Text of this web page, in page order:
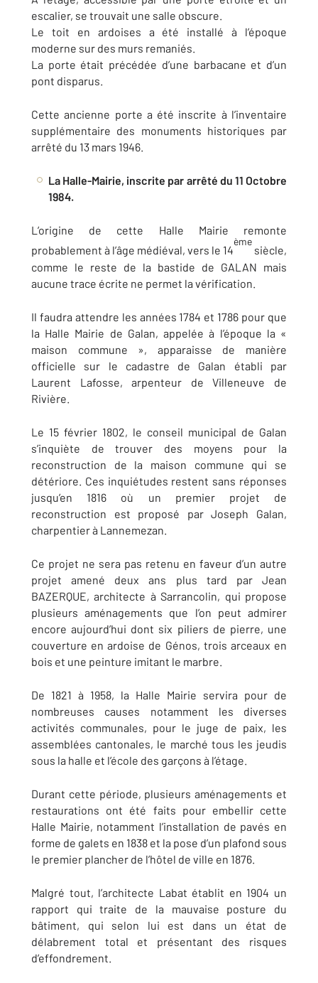
escalier, se trouvait une salle obscure.
Le toit en ardoises a été installé à l’époque
moderne sur des murs remaniés.
La porte était précédée d’une barbacane et d’un
pont disparus.
Cette ancienne porte a été inscrite à l’inventaire
supplémentaire des monuments historiques par
arrêté du 13 mars 1946.
La Halle-Mairie, inscrite par arrêté du 11 Octobre
1984.
L’origine de cette Halle Mairie remonte
probablement à l’âge médiéval, vers le 14
ème
siècle,
comme le reste de la bastide de GALAN mais
aucune trace écrite ne permet la vérification.
Il faudra attendre les années 1784 et 1786 pour que
la Halle Mairie de Galan, appelée à l’époque la «
maison commune », apparaisse de manière
officielle sur le cadastre de Galan établi par
Laurent Lafosse, arpenteur de Villeneuve de
Rivière.
Le 15 février 1802, le conseil municipal de Galan
s’inquiète de trouver des moyens pour la
reconstruction de la maison commune qui se
détériore. Ces inquiétudes restent sans réponses
jusqu’en 1816 où un premier projet de
reconstruction est proposé par Joseph Galan,
charpentier à Lannemezan.
Ce projet ne sera pas retenu en faveur d’un autre
projet amené deux ans plus tard par Jean
BAZERQUE, architecte à Sarrancolin, qui propose
plusieurs aménagements que l’on peut admirer
encore aujourd’hui dont six piliers de pierre, une
couverture en ardoise de Génos, trois arceaux en
bois et une peinture imitant le marbre.
De 1821 à 1958, la Halle Mairie servira pour de
nombreuses causes notamment les diverses
activités communales, pour le juge de paix, les
assemblées cantonales, le marché tous les jeudis
sous la halle et l’école des garçons à l’étage.
Durant cette période, plusieurs aménagements et
restaurations ont été faits pour embellir cette
Halle Mairie, notamment l’installation de pavés en
forme de galets en 1838 et la pose d’un plafond sous
le premier plancher de l’hôtel de ville en 1876.
Malgré tout, l’architecte Labat établit en 1904 un
rapport qui traite de la mauvaise posture du
bâtiment, qui selon lui est dans un état de
délabrement total et présentant des risques
d’effondrement.